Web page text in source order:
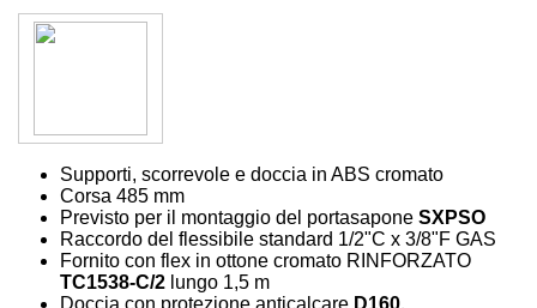
Supporti, scorrevole e doccia in ABS cromato
Corsa 485 mm
Previsto per il montaggio del portasapone SXPSO
Raccordo del flessibile standard 1/2"C x 3/8"F GAS
Fornito con flex in ottone cromato RINFORZATO
TC1538-C/2 lungo 1,5 m
Doccia con protezione anticalcare D160.